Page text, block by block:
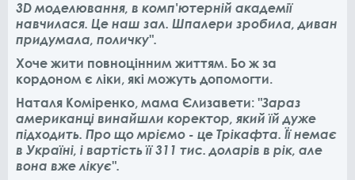
3D моделювання, в комп'ютерній академії
навчилася. Це наш зал. Шпалери зробила, диван
придумала, поличку".
Хоче жити повноцінним життям. Бо ж за
кордоном є ліки, які можуть допомогти.
Наталя Коміренко, мама Єлизавети: "Зараз
американці винайшли коректор, який їй дуже
підходить. Про що мріємо - це Трікафта. Її немає
в Україні, і вартість її 311 тис. доларів в рік, але
вона вже лікує".